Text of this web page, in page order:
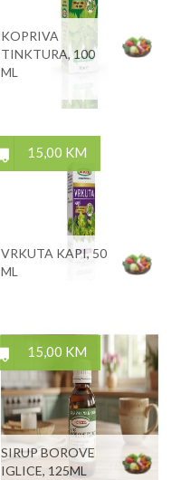
KOPRIVA
TINKTURA, 100
ML
15,00 KM
VRKUTA KAPI, 50
ML
15,00 KM
SIRUP BOROVE
IGLICE, 125ML